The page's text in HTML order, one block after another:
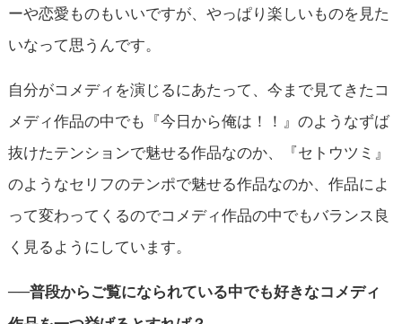
ーや恋愛ものもいいですが、やっぱり楽しいものを見た
いなって思うんです。
自分がコメディを演じるにあたって、今まで見てきたコ
メディ作品の中でも『今日から俺は！！』のようなずば
抜けたテンションで魅せる作品なのか、『セトウツミ』
のようなセリフのテンポで魅せる作品なのか、作品によ
って変わってくるのでコメディ作品の中でもバランス良
く見るようにしています。
──普段からご覧になられている中でも好きなコメディ